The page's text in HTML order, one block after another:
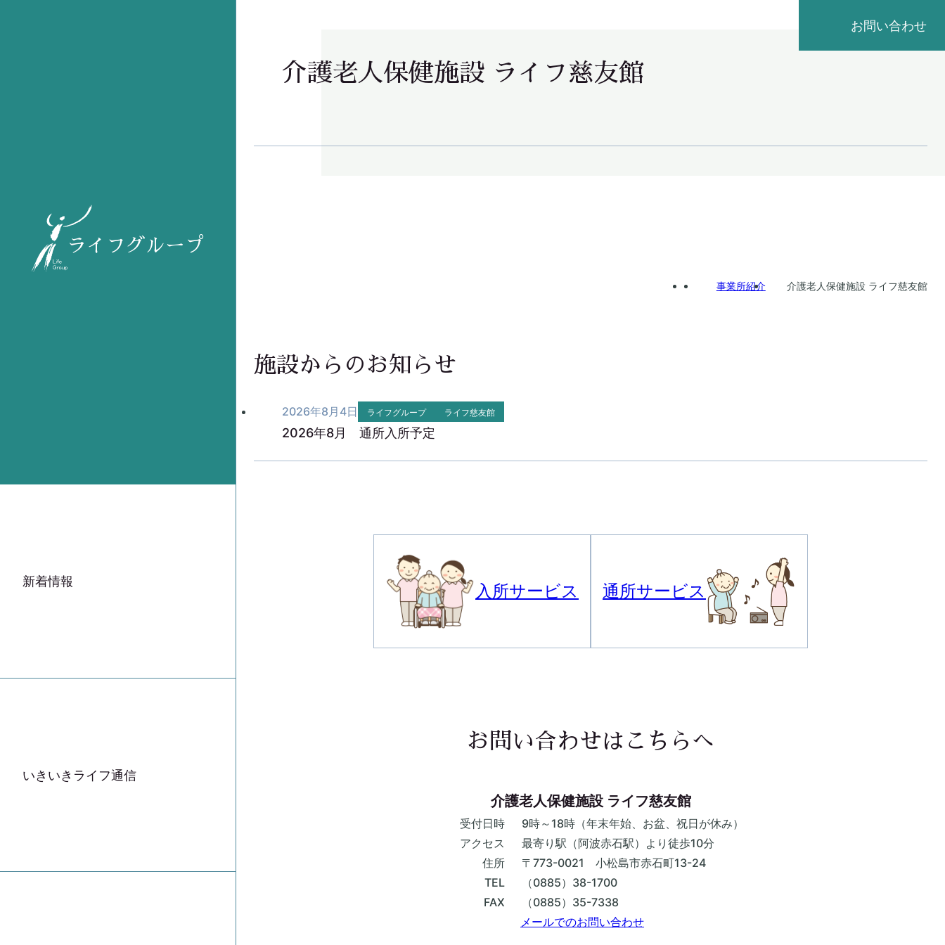
ライフグループ
新着情報
いきいきライフ通信
お問い合わせ
介護老人保健施設 ライフ慈友館
Home事業所紹介 介護老人保健施設 ライフ慈友館
施設からのお知らせ
2026年8月4日 ライフグループ ライフ慈友館
2026年8月 通所入所予定
入所サービス 通所サービス
お問い合わせはこちらへ
介護老人保健施設 ライフ慈友館
受付日時
9時～18時（年末年始、お盆、祝日が休み）
アクセス
最寄り駅（阿波赤石駅）より徒歩10分
住所
〒773-0021 小松島市赤石町13-24
TEL
（0885）38-1700
FAX
（0885）35-7338
メールでのお問い合わせ